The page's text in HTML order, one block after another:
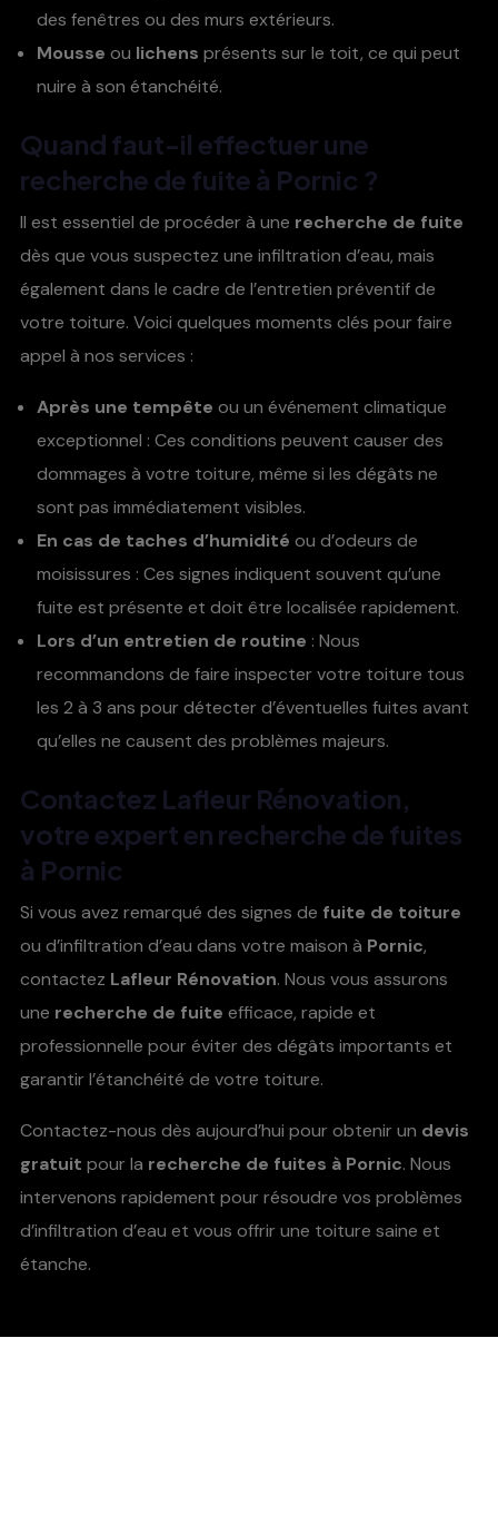
des fenêtres ou des murs extérieurs.
Mousse ou lichens présents sur le toit, ce qui peut
nuire à son étanchéité.
Quand faut-il effectuer une
recherche de fuite à Pornic ?
Il est essentiel de procéder à une recherche de fuite
dès que vous suspectez une infiltration d’eau, mais
également dans le cadre de l’entretien préventif de
votre toiture. Voici quelques moments clés pour faire
appel à nos services :
Après une tempête ou un événement climatique
exceptionnel : Ces conditions peuvent causer des
dommages à votre toiture, même si les dégâts ne
sont pas immédiatement visibles.
En cas de taches d’humidité ou d’odeurs de
moisissures : Ces signes indiquent souvent qu’une
fuite est présente et doit être localisée rapidement.
Lors d’un entretien de routine : Nous
recommandons de faire inspecter votre toiture tous
les 2 à 3 ans pour détecter d’éventuelles fuites avant
qu’elles ne causent des problèmes majeurs.
Contactez Lafleur Rénovation,
votre expert en recherche de fuites
à Pornic
Si vous avez remarqué des signes de fuite de toiture
ou d’infiltration d’eau dans votre maison à Pornic,
contactez Lafleur Rénovation. Nous vous assurons
une recherche de fuite efficace, rapide et
professionnelle pour éviter des dégâts importants et
garantir l’étanchéité de votre toiture.
Contactez-nous dès aujourd’hui pour obtenir un devis
gratuit pour la recherche de fuites à Pornic. Nous
intervenons rapidement pour résoudre vos problèmes
d’infiltration d’eau et vous offrir une toiture saine et
étanche.